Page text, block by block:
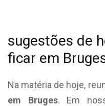
sugestões de
ficar em
Na matéria de hoje,
em Bruges. Em